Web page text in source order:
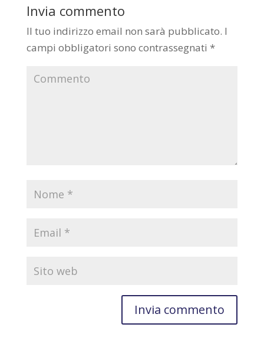
Invia commento
Il tuo indirizzo email non sarà pubblicato. I
campi obbligatori sono contrassegnati *